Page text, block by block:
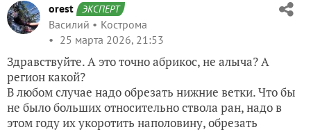
orest ЭКСПЕРТ
Василий
Кострома
25 марта 2026, 21:53
Здравствуйте. А это точно абрикос, не алыча? А
регион какой?
В любом случае надо обрезать нижние ветки. Что бы
не было больших относительно ствола ран, надо в
этом году их укоротить наполовину, обрезать